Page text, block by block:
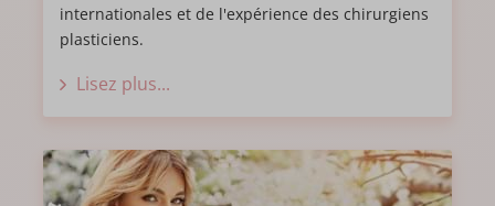
internationales et de l'expérience des chirurgiens
plasticiens.
Lisez plus...